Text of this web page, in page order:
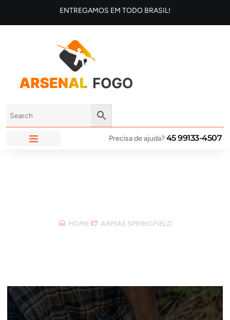
ENTREGAMOS EM TODO BRASIL!
Precisa de ajuda?45 99133-4507
HOME ARMAS SPRINGFIELD